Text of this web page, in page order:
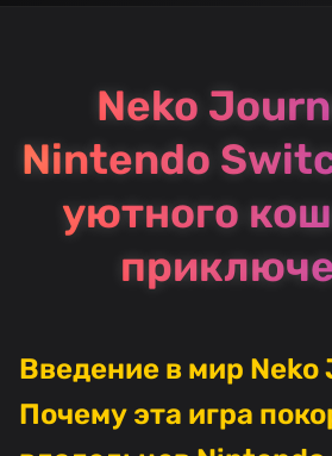
Neko
Nintendo
уютного
Введение в мир Neko
Почему эта игра